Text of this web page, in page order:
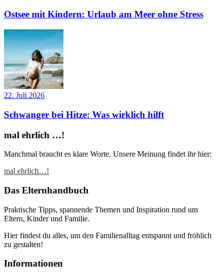
Ostsee mit Kindern: Urlaub am Meer ohne Stress
22. Juli 2026
Schwanger bei Hitze: Was wirklich hilft
mal ehrlich …!
Manchmal braucht es klare Worte. Unsere Meinung findet ihr hier:
mal ehrlich…!
Das Elternhandbuch
Praktische Tipps, spannende Themen und Inspiration rund um
Eltern, Kinder und Familie.
Hier findest du alles, um den Familienalltag entspannt und fröhlich
zu gestalten!
Informationen